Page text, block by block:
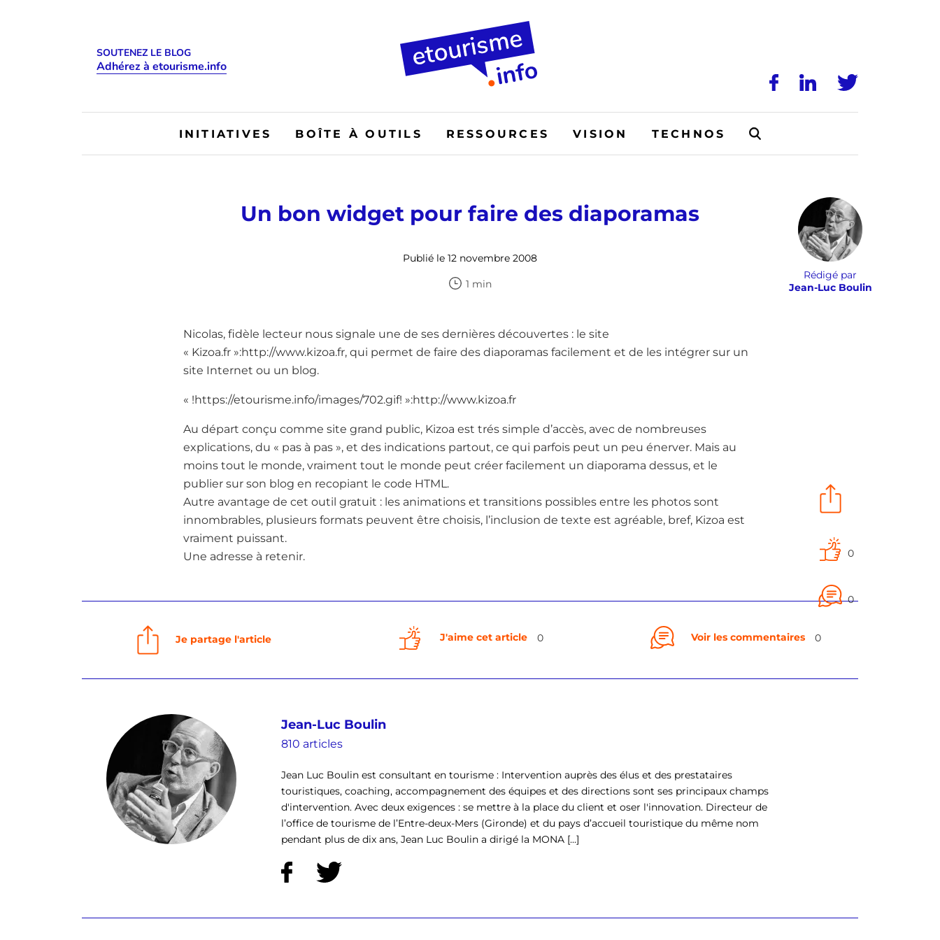
SOUTENEZ LE BLOG
Adhérez à etourisme.info
INITIATIVES BOÎTE À OUTILS RESSOURCES VISION TECHNOS
Un bon widget pour faire des diaporamas
Publié le 12 novembre 2008
1 min
Rédigé par
Jean-Luc Boulin
0
0
Nicolas, fidèle lecteur nous signale une de ses dernières découvertes : le site
« Kizoa.fr »:http://www.kizoa.fr, qui permet de faire des diaporamas facilement et de les intégrer sur un
site Internet ou un blog.
« !https://etourisme.info/images/702.gif! »:http://www.kizoa.fr
Au départ conçu comme site grand public, Kizoa est trés simple d’accès, avec de nombreuses
explications, du « pas à pas », et des indications partout, ce qui parfois peut un peu énerver. Mais au
moins tout le monde, vraiment tout le monde peut créer facilement un diaporama dessus, et le
publier sur son blog en recopiant le code HTML.
Autre avantage de cet outil gratuit : les animations et transitions possibles entre les photos sont
innombrables, plusieurs formats peuvent être choisis, l’inclusion de texte est agréable, bref, Kizoa est
vraiment puissant.
Une adresse à retenir.
Je partage l'article J'aime cet article 0 Voir les commentaires 0
Jean-Luc Boulin
810 articles
Jean Luc Boulin est consultant en tourisme : Intervention auprès des élus et des prestataires
touristiques, coaching, accompagnement des équipes et des directions sont ses principaux champs
d'intervention. Avec deux exigences : se mettre à la place du client et oser l'innovation. Directeur de
l’office de tourisme de l’Entre-deux-Mers (Gironde) et du pays d’accueil touristique du même nom
pendant plus de dix ans, Jean Luc Boulin a dirigé la MONA [...]